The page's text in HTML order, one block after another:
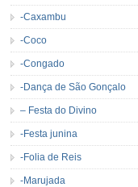
-Caxambu
-Coco
-Congado
-Dança de São Gonçalo
– Festa do Divino
-Festa junina
-Folia de Reis
-Marujada